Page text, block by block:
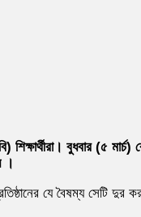
বুধবার (৫ মার্চ)
।
যে বৈষম্য সেটি